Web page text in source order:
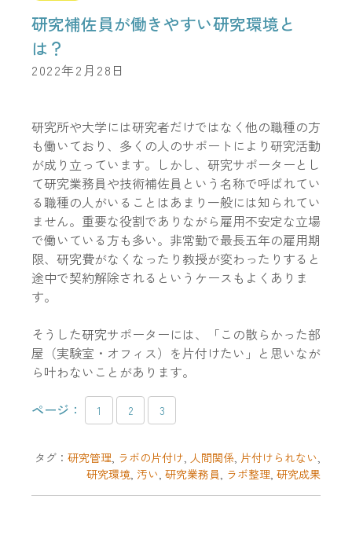
研究補佐員が働きやすい研究環境と
は？
2022年2月28日
研究所や大学には研究者だけではなく他の職種の方
も働いており、多くの人のサポートにより研究活動
が成り立っています。しかし、研究サポーターとし
て研究業務員や技術補佐員という名称で呼ばれてい
る職種の人がいることはあまり一般には知られてい
ません。重要な役割でありながら雇用不安定な立場
で働いている方も多い。非常勤で最長五年の雇用期
限、研究費がなくなったり教授が変わったりすると
途中で契約解除されるというケースもよくありま
す。
そうした研究サポーターには、「この散らかった部
屋（実験室・オフィス）を片付けたい」と思いなが
ら叶わないことがあります。
ページ：
1 2 3
タグ： 研究管理, ラボの片付け, 人間関係, 片付けられない,
研究環境, 汚い, 研究業務員, ラボ整理, 研究成果